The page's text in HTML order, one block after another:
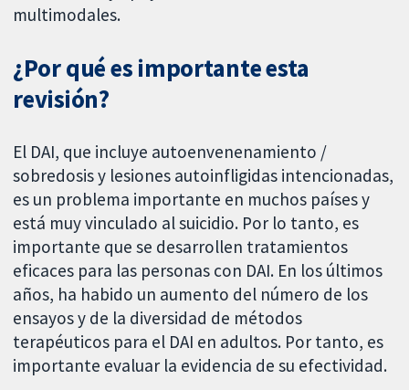
multimodales.
¿Por qué es importante esta
revisión?
El DAI, que incluye autoenvenenamiento /
sobredosis y lesiones autoinfligidas intencionadas,
es un problema importante en muchos países y
está muy vinculado al suicidio. Por lo tanto, es
importante que se desarrollen tratamientos
eficaces para las personas con DAI. En los últimos
años, ha habido un aumento del número de los
ensayos y de la diversidad de métodos
terapéuticos para el DAI en adultos. Por tanto, es
importante evaluar la evidencia de su efectividad.